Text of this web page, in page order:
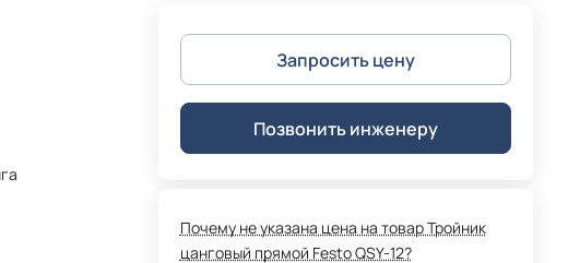
Запросить цену
Позвонить инженеру
Почему не указана цена на товар Тройник
цанговый прямой Festo QSY-12?